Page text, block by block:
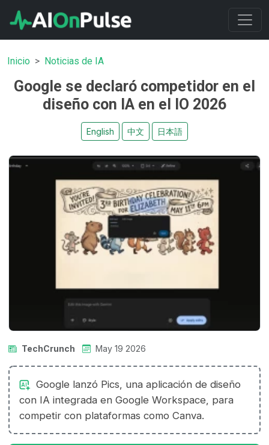
Inicio Noticias de IA
Google se declaró competidor en el
diseño con IA en el IO 2026
English 中文 日本語
TechCrunch May 19 2026
Google lanzó Pics, una aplicación de diseño
con IA integrada en Google Workspace, para
competir con plataformas como Canva.